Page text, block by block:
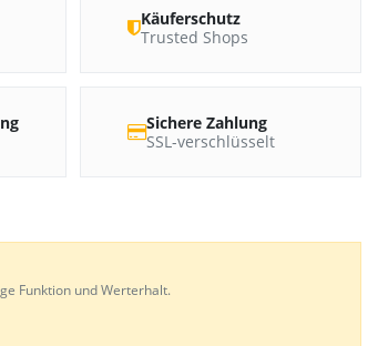
Käuferschutz
Trusted Shops
Sichere Zahlung
SSL-verschlüsselt
Funktion und Werterhalt.